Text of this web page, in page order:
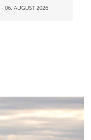
- 06. AUGUST 2026